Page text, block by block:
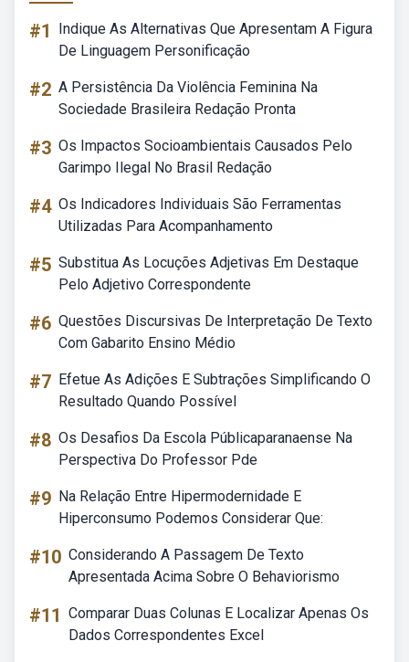
#1
Indique As Alternativas Que Apresentam A Figura
De Linguagem Personificação
#2 A Persistência Da Violência Feminina Na
Sociedade Brasileira Redação Pronta
#3 Os Impactos Socioambientais Causados Pelo
Garimpo Ilegal No Brasil Redação
#4 Os Indicadores Individuais São Ferramentas
Utilizadas Para Acompanhamento
#5 Substitua As Locuções Adjetivas Em Destaque
Pelo Adjetivo Correspondente
#6 Questões Discursivas De Interpretação De Texto
Com Gabarito Ensino Médio
#7 Efetue As Adições E Subtrações Simplificando O
Resultado Quando Possível
#8 Os Desafios Da Escola Públicaparanaense Na
Perspectiva Do Professor Pde
#9 Na Relação Entre Hipermodernidade E
Hiperconsumo Podemos Considerar Que:
#10 Considerando A Passagem De Texto
Apresentada Acima Sobre O Behaviorismo
#11 Comparar Duas Colunas E Localizar Apenas Os
Dados Correspondentes Excel